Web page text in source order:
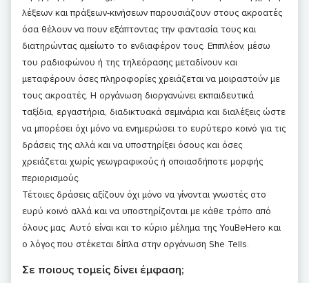
λέξεων και πράξεων-κινήσεων παρουσιάζουν στους ακροατές
όσα θέλουν να πουν εξάπτοντας την φαντασία τους και
διατηρώντας αμείωτο το ενδιαφέρον τους. Επιπλέον, μέσω
του ραδιοφώνου ή της τηλεόρασης μεταδίνουν και
μεταφέρουν όσες πληροφορίες χρειάζεται να μοιραστούν με
τους ακροατές. Η οργάνωση διοργανώνει εκπαιδευτικά
ταξίδια, εργαστήρια, διαδικτυακά σεμινάρια και διαλέξεις ώστε
να μπορέσει όχι μόνο να ενημερώσει το ευρύτερο κοινό για τις
δράσεις της αλλά και να υποστηρίξει όσους και όσες
χρειάζεται χωρίς γεωγραφικούς ή οποιασδήποτε μορφής
περιορισμούς.
Τέτοιες δράσεις αξίζουν όχι μόνο να γίνονται γνωστές στο
ευρύ κοινό αλλά και να υποστηρίζονται με κάθε τρόπο από
όλους μας. Αυτό είναι και το κύριο μέλημα της YouBeHero και
ο λόγος που στέκεται δίπλα στην οργάνωση She Tells.
Σε ποιους τομείς δίνει έμφαση;